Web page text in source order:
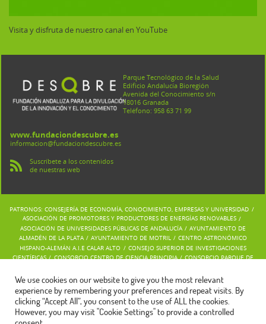
Visita y disfruta de nuestro canal en YouTube
Parque Tecnológico de la Salud
Edificio Andalucía Bioregión
Avenida del Conocimiento s/n
18016 Granada
Teléfono: 958 63 71 99
www.fundaciondescubre.es
informacion@fundaciondescubre.es
Suscríbete a los contenidos
de nuestras web
PATRONOS:CONSEJERÍA DE ECONOMÍA, CONOCIMIENTO, EMPRESAS Y UNIVERSIDAD /
ASOCIACIÓN DE PROMOTORES Y PRODUCTORES DE ENERGÍAS RENOVABLES /
ASOCIACIÓN DE UNIVERSIDADES PÚBLICAS DE ANDALUCÍA / AYUNTAMIENTO DE
ALMADÉN DE LA PLATA / AYUNTAMIENTO DE MOTRIL / CENTRO ASTRONÓMICO
HISPANO-ALEMÁN A.I.E CALAR ALTO / CONSEJO SUPERIOR DE INVESTIGACIONES
CIENTÍFICAS / CONSORCIO CENTRO DE CIENCIA PRINCIPIA / CONSORCIO PARQUE DE
LA PROMOCIÓN Y EL DESARROLLO DEL OLIVAR Y DEL ACEITE DE OLIVA
INSTITUTO
ANDALUZ DE INVESTIGACIÓN Y FORMACIÓN AGRARIA, PESQUERA, ALIMENTARIA Y DE LA
PRODUCCIÓN ECOLÓGICA / INSTITUTO DE ACADEMIAS DE ANDALUCÍA / INSTITUTO
MUNICIPAL DE GESTIÓN MEDIOAMBIENTAL, IMGEMA, REAL JARDÍN BOTÁNICO DE
CÓRDOBA
PARQUE CIENTÍFICO Y TECNOLÓGICO DEL ACEITE Y DEL OLIVAR (GEOLIT)
PARQUE DUNAR DE DOÑANA S.L. / PARQUE TECNOLÓGICO DE ANDALUCÍA /
We use cookies on our website to give you the most relevant
experience by remembering your preferences and repeat visits. By
clicking “Accept All”, you consent to the use of ALL the cookies.
However, you may visit "Cookie Settings" to provide a controlled